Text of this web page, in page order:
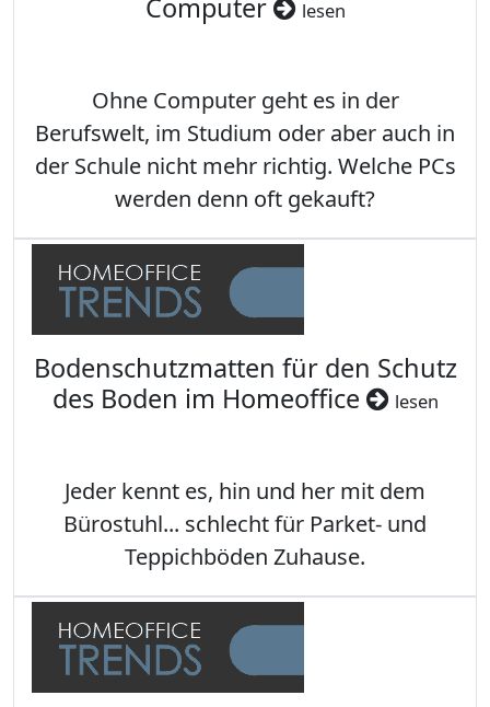
Computer lesen
Ohne Computer geht es in der
Berufswelt, im Studium oder aber auch in
der Schule nicht mehr richtig. Welche PCs
werden denn oft gekauft?
Bodenschutzmatten für den Schutz
des Boden im Homeoffice
lesen
Jeder kennt es, hin und her mit dem
Bürostuhl... schlecht für Parket- und
Teppichböden Zuhause.